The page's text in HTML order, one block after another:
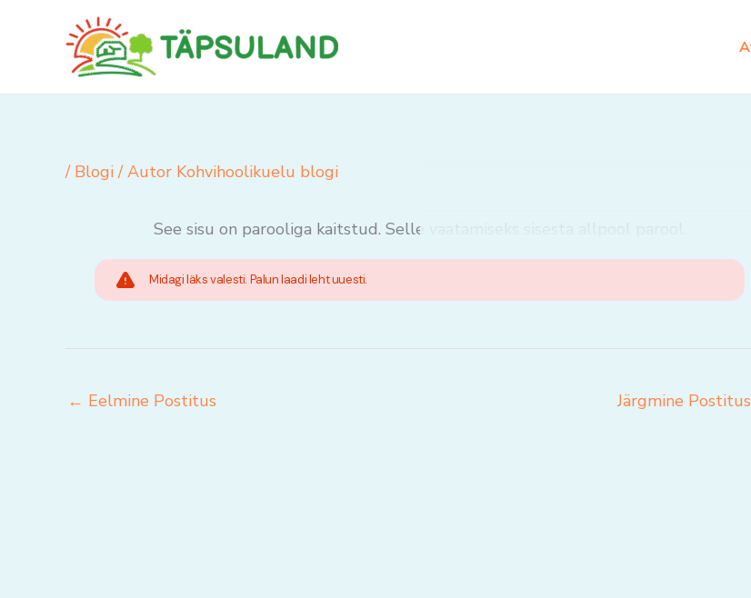
/ Blogi/ Autor Kohvihoolikuelu blogi
See sisu on parooliga kaitstud. Selle vaatamiseks sisesta allpool parool.
Midagi läks valesti. Palun laadi leht uuesti.
← Eelmine Postitus Järgmine Postitus